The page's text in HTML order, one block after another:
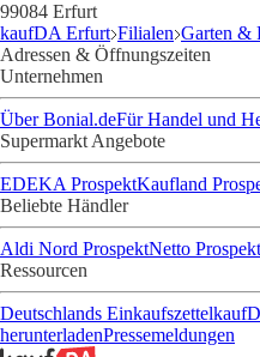
99084 Erfurt
kaufDA Erfurt Filialen Garten &
Adressen & Öffnungszeiten
Unternehmen
Über Bonial.deFür Handel und
Supermarkt Angebote
EDEKA ProspektKaufland
Beliebte Händler
Aldi Nord ProspektNetto Prospekt
Ressourcen
Deutschlands Einkaufszettel
herunterladenPressemeldungen